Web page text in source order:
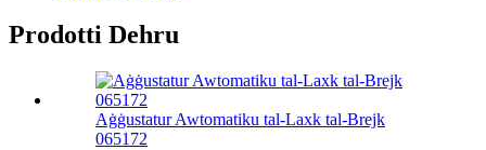
Prodotti Dehru
Aġġustatur Awtomatiku tal-Laxk tal-Brejk
065172